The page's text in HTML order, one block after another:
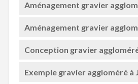
Aménagement gravier
Aménagement gravier
Conception gravier
Exemple gravier aggloméré à